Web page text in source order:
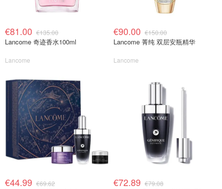
€81.00 €135.00
Lancome 奇迹香水100ml
Lancome
€90.00 €150.00
Lancome 菁纯 双层安瓶精华
Lancome
€44.99 €69.62 €72.89 €79.08